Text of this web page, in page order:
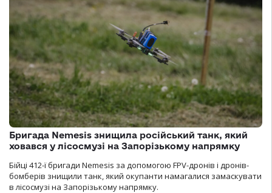
Бригада Nemesis знищила російський танк, який
ховався у лісосмузі на Запорізькому напрямку
Бійці 412-ї бригади Nemesis за допомогою FPV-дронів і дронів-
бомберів знищили танк, який окупанти намагалися замаскувати
в лісосмузі на Запорізькому напрямку.